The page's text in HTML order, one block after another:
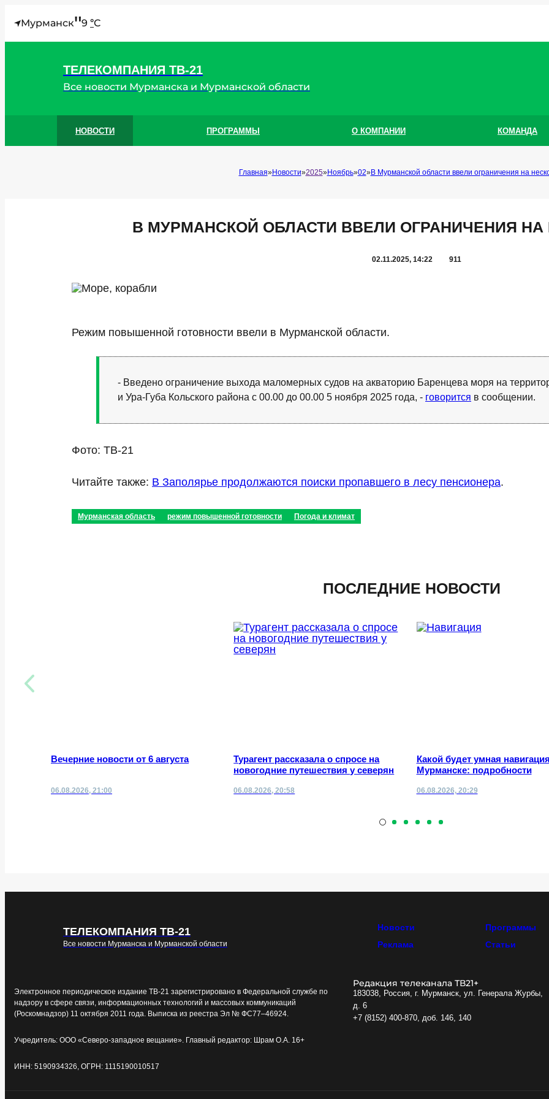
Мурманск"9 °C
ТЕЛЕКОМПАНИЯ ТВ-21
Все новости Мурманска и Мурманской области
НОВОСТИ ПРОГРАММЫ О КОМПАНИИ КОМАНДА
Главная Новости 2025 Ноябрь 02 В Мурманской области ввели ограничения на
В МУРМАНСКОЙ ОБЛАСТИ ВВЕЛИ ОГРАНИЧЕНИЯ НА
02.11.2025, 14:22 911
Режим повышенной готовности ввели в Мурманской области.
- Введено ограничение выхода маломерных судов на акваторию Баренцева моря на
и Ура-Губа Кольского района с 00.00 до 00.00 5 ноября 2025 года, - говорится в сообщении.
Фото: ТВ-21
Читайте также: В Заполярье продолжаются поиски пропавшего в лесу пенсионера.
Мурманская область режим повышенной готовности Погода и климат
ПОСЛЕДНИЕ НОВОСТИ
Вечерние новости от 6 августа
06.08.2026, 21:00
Турагент рассказала о спросе на
новогодние путешествия у северян
06.08.2026, 20:58
Какой будет умная
Мурманске: подробности
06.08.2026, 20:29
ТЕЛЕКОМПАНИЯ ТВ-21
Все новости Мурманска и Мурманской области
Новости Программы
Реклама
Статьи
Электронное периодическое издание ТВ-21 зарегистрировано в Федеральной службе по
надзору в сфере связи, информационных технологий и массовых коммуникаций
(Роскомнадзор) 11 октября 2011 года. Выписка из реестра Эл № ФС77–46924.
Учредитель: ООО «Северо-западное вещание». Главный редактор: Шрам О.А. 16+
ИНН: 5190934326, ОГРН: 1115190010517
Редакция телеканала ТВ21+
183038, Россия, г. Мурманск, ул. Генерала Журбы,
д. 6
+7 (8152) 400-870, доб. 146, 140